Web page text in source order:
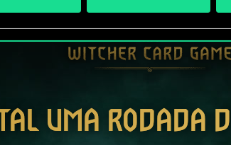
UMA RODADA